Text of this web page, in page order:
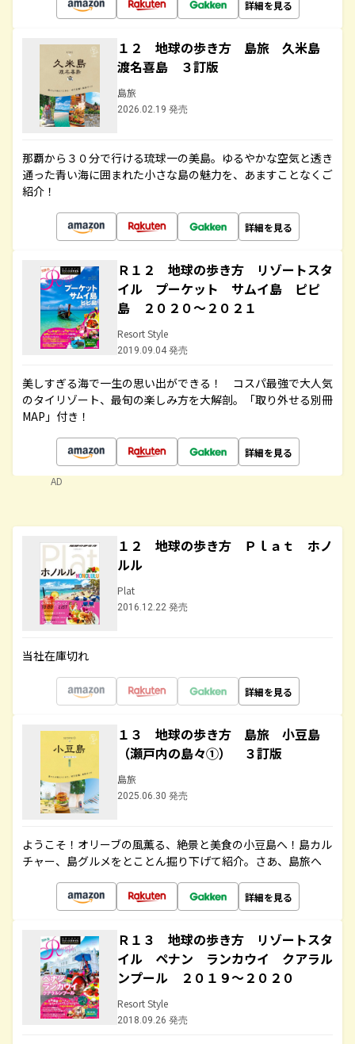
詳細を見る
１２ 地球の歩き方 島旅 久米島
渡名喜島 ３訂版
島旅
2026.02.19 発売
那覇から３０分で行ける琉球一の美島。ゆるやかな空気と透き
通った青い海に囲まれた小さな島の魅力を、あますことなくご
紹介！
詳細を見る
Ｒ１２ 地球の歩き方 リゾートスタ
イル プーケット サムイ島 ピピ
島 ２０２０～２０２１
Resort Style
2019.09.04 発売
美しすぎる海で一生の思い出ができる！ コスパ最強で大人気
のタイリゾート、最旬の楽しみ方を大解剖。「取り外せる別冊
MAP」付き！
詳細を見る
AD
１２ 地球の歩き方 Ｐｌａｔ ホノ
ルル
Plat
2016.12.22 発売
当社在庫切れ
詳細を見る
１３ 地球の歩き方 島旅 小豆島
（瀬戸内の島々①） ３訂版
島旅
2025.06.30 発売
ようこそ！オリーブの風薫る、絶景と美食の小豆島へ！島カル
チャー、島グルメをとことん掘り下げて紹介。さあ、島旅へ
詳細を見る
Ｒ１３ 地球の歩き方 リゾートスタ
イル ペナン ランカウイ クアラル
ンプール ２０１９～２０２０
Resort Style
2018.09.26 発売